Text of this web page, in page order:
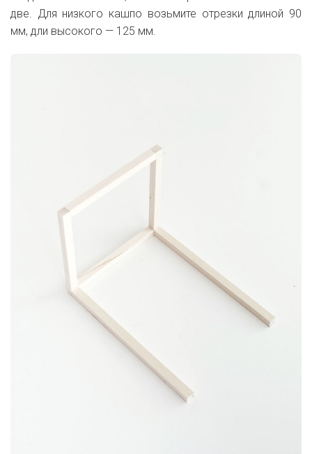
две. Для низкого кашпо возьмите отрезки длиной 90
мм, дли высокого — 125 мм.